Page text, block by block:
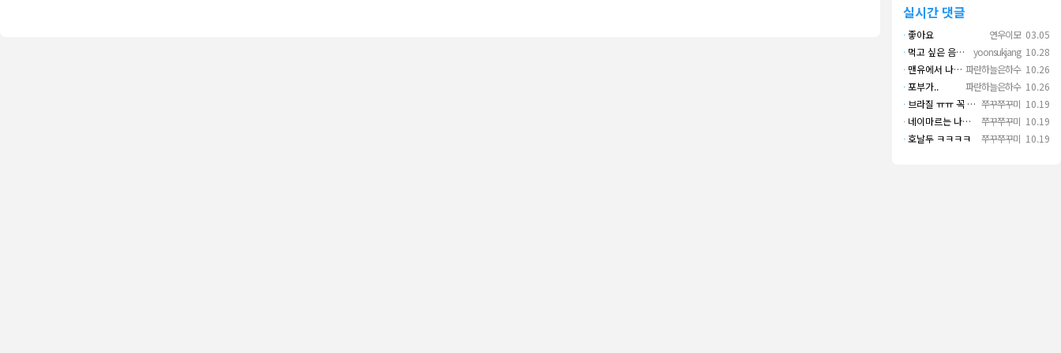
실시간 댓글
연우이모 03.05
·좋아요
yoonsukjang 10.28
· 먹고 싶은 음식 실컷 먹고 그 영상으로 떼 돈도 버네 ㄷㄷ. 하고 싶은 것만 하고 부자되네.
파란하늘은하수 10.26
· 맨유에서 나왔으면 좋겠다
파란하늘은하수 10.26
·포부가..
쭈꾸쭈꾸미 10.19
· 브라질 ㅠㅠ 꼭 나오길..
쭈꾸쭈꾸미 10.19
· 네이마르는 나가면 음바페만 좋겠네
쭈꾸쭈꾸미 10.19
·호날두 ㅋㅋㅋㅋ